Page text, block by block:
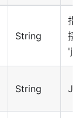
String
指
接
String